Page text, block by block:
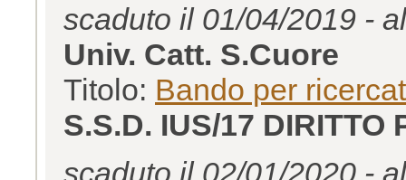
scaduto il 01/04/2019 -
Univ. Catt. S.Cuore
Titolo: Bando per
S.S.D. IUS/17 DIRITTO
scaduto il 02/01/2020 -